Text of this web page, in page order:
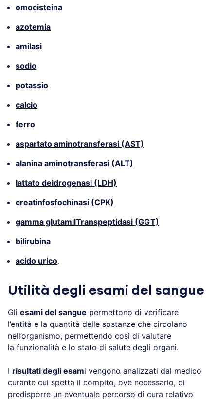
omocisteina
azotemia
amilasi
sodio
potassio
calcio
ferro
aspartato aminotransferasi (AST)
alanina aminotransferasi (ALT)
lattato deidrogenasi (LDH)
creatinfosfochinasi (CPK)
gamma glutamilTranspeptidasi (GGT)
bilirubina
acido urico.
Utilità degli esami del sangue
Gli esami del sangue permettono di verificare
l’entità e la quantità delle sostanze che circolano
nell’organismo, permettendo così di valutare
la funzionalità e lo stato di salute degli organi.
I risultati degli esami vengono analizzati dal medico
curante cui spetta il compito, ove necessario, di
predisporre un eventuale percorso di cura relativo